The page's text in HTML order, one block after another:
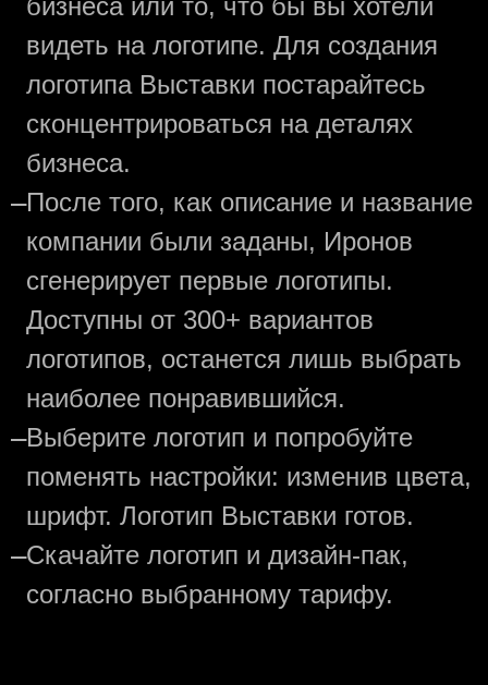
бизнеса или то, что бы вы хотели
видеть на логотипе. Для создания
логотипа Выставки постарайтесь
сконцентрироваться на деталях
бизнеса.
—После того, как описание и название
компании были заданы, Иронов
сгенерирует первые логотипы.
Доступны от 300+ вариантов
логотипов, останется лишь выбрать
наиболее понравившийся.
—Выберите логотип и попробуйте
поменять настройки: изменив цвета,
шрифт. Логотип Выставки готов.
—Скачайте логотип и дизайн-пак,
согласно выбранному тарифу.